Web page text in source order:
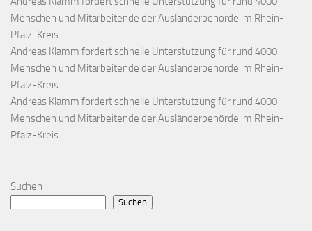
Menschen und Mitarbeitende der Ausländerbehörde im Rhein-
Pfalz-Kreis
Andreas Klamm fordert schnelle Unterstützung für rund 4000
Menschen und Mitarbeitende der Ausländerbehörde im Rhein-
Pfalz-Kreis
Andreas Klamm fordert schnelle Unterstützung für rund 4000
Menschen und Mitarbeitende der Ausländerbehörde im Rhein-
Pfalz-Kreis
Suchen
Suchen